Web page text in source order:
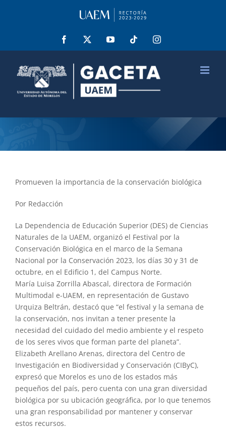
Facebook YouTube Tiktok Instagram
Promueven la importancia de la conservación biológica
Por Redacción
La Dependencia de Educación Superior (DES) de Ciencias
Naturales de la UAEM, organizó el Festival por la
Conservación Biológica en el marco de la Semana
Nacional por la Conservación 2023, los días 30 y 31 de
octubre, en el Edificio 1, del Campus Norte.
María Luisa Zorrilla Abascal, directora de Formación
Multimodal e-UAEM, en representación de Gustavo
Urquiza Beltrán, destacó que “el festival y la semana de
la conservación, nos invitan a tener presente la
necesidad del cuidado del medio ambiente y el respeto
de los seres vivos que forman parte del planeta”.
Elizabeth Arellano Arenas, directora del Centro de
Investigación en Biodiversidad y Conservación (CIByC),
expresó que Morelos es uno de los estados más
pequeños del país, pero cuenta con una gran diversidad
biológica por su ubicación geográfica, por lo que tenemos
una gran responsabilidad por mantener y conservar
estos recursos.